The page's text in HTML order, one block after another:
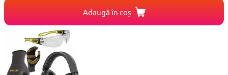
Adaugă în coș